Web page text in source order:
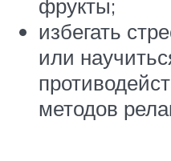
фрукты;
избегать
или
методов